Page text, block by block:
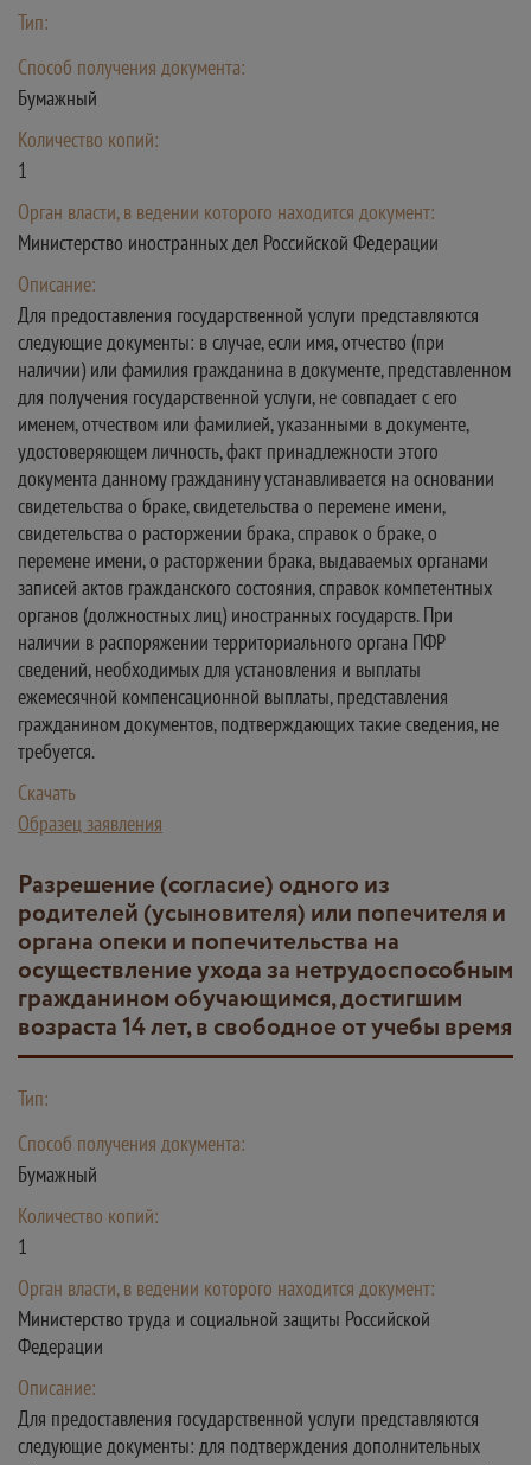
Тип:
Способ получения документа:
Бумажный
Количество копий:
1
Орган власти, в ведении которого находится документ:
Министерство иностранных дел Российской Федерации
Описание:
Для предоставления государственной услуги представляются
следующие документы: в случае, если имя, отчество (при
наличии) или фамилия гражданина в документе, представленном
для получения государственной услуги, не совпадает с его
именем, отчеством или фамилией, указанными в документе,
удостоверяющем личность, факт принадлежности этого
документа данному гражданину устанавливается на основании
свидетельства о браке, свидетельства о перемене имени,
свидетельства о расторжении брака, справок о браке, о
перемене имени, о расторжении брака, выдаваемых органами
записей актов гражданского состояния, справок компетентных
органов (должностных лиц) иностранных государств. При
наличии в распоряжении территориального органа ПФР
сведений, необходимых для установления и выплаты
ежемесячной компенсационной выплаты, представления
гражданином документов, подтверждающих такие сведения, не
требуется.
Скачать
Образец заявления
Разрешение (согласие) одного из
родителей (усыновителя) или попечителя и
органа опеки и попечительства на
осуществление ухода за нетрудоспособным
гражданином обучающимся, достигшим
возраста 14 лет, в свободное от учебы время
Тип:
Способ получения документа:
Бумажный
Количество копий:
1
Орган власти, в ведении которого находится документ:
Министерство труда и социальной защиты Российской
Федерации
Описание:
Для предоставления государственной услуги представляются
следующие документы: для подтверждения дополнительных